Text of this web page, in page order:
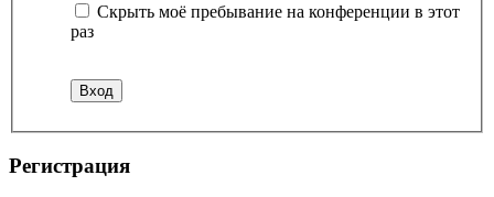
Скрыть моё пребывание на конференции в этот
раз
Регистрация